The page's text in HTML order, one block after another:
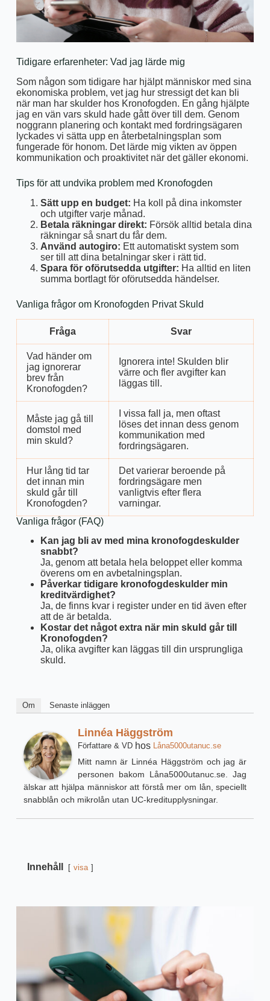
Tidigare erfarenheter: Vad jag lärde mig
Som någon som tidigare har hjälpt människor med sina
ekonomiska problem, vet jag hur stressigt det kan bli
när man har skulder hos Kronofogden. En gång hjälpte
jag en vän vars skuld hade gått över till dem. Genom
noggrann planering och kontakt med fordringsägaren
lyckades vi sätta upp en återbetalningsplan som
fungerade för honom. Det lärde mig vikten av öppen
kommunikation och proaktivitet när det gäller ekonomi.
Tips för att undvika problem med Kronofogden
Sätt upp en budget: Ha koll på dina inkomster
och utgifter varje månad.
Betala räkningar direkt: Försök alltid betala dina
räkningar så snart du får dem.
Använd autogiro: Ett automatiskt system som
ser till att dina betalningar sker i rätt tid.
Spara för oförutsedda utgifter: Ha alltid en liten
summa bortlagt för oförutsedda händelser.
Vanliga frågor om Kronofogden Privat Skuld
Fråga Svar
Vad händer om
jag ignorerar
brev från
Kronofogden?
Ignorera inte! Skulden blir
värre och fler avgifter kan
läggas till.
Måste jag gå till
domstol med
min skuld?
I vissa fall ja, men oftast
löses det innan dess genom
kommunikation med
fordringsägaren.
Hur lång tid tar
det innan min
skuld går till
Kronofogden?
Det varierar beroende på
fordringsägare men
vanligtvis efter flera
varningar.
Vanliga frågor (FAQ)
Kan jag bli av med mina kronofogdeskulder
snabbt?
Ja, genom att betala hela beloppet eller komma
överens om en avbetalningsplan.
Påverkar tidigare kronofogdeskulder min
kreditvärdighet?
Ja, de finns kvar i register under en tid även efter
att de är betalda.
Kostar det något extra när min skuld går till
Kronofogden?
Ja, olika avgifter kan läggas till din ursprungliga
skuld.
Om Senaste inläggen
Linnéa Häggström
Författare & VDhos Låna5000utanuc.se
Mitt namn är Linnéa Häggström och jag är
personen bakom Låna5000utanuc.se. Jag
älskar att hjälpa människor att förstå mer om lån, speciellt
snabblån och mikrolån utan UC-kreditupplysningar.
Innehåll visa